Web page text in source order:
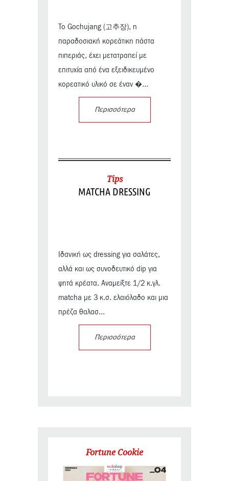
Το Gochujang (고추장), η
παραδοσιακή κορεάτικη πάστα
πιπεριάς, έχει μετατραπεί με
επιτυχία από ένα εξειδικευμένο
κορεατικό υλικό σε έναν �...
Περισσότερα
Tips
MATCHA DRESSING
Ιδανική ως dressing για σαλάτες,
αλλά και ως συνοδευτικό dip για
ψητά κρέατα. Αναμείξτε 1/2 κ.γλ.
matcha με 3 κ.σ. ελαιόλαδο και μια
πρέζα θαλασ...
Περισσότερα
Fortune Cookie